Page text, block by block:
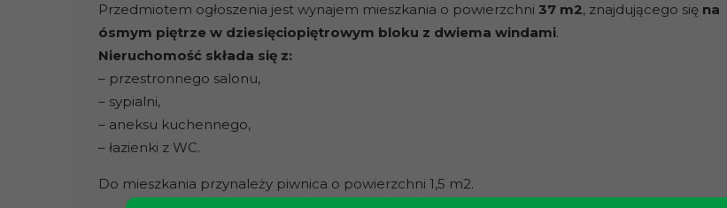
Przedmiotem ogłoszenia jest wynajem mieszkania o powierzchni 37 m2, znajdującego się na
ósmym piętrze w dziesięciopiętrowym bloku z dwiema windami.
Nieruchomość składa się z:
– przestronnego salonu,
– sypialni,
– aneksu kuchennego,
– łazienki z WC.
Do mieszkania przynależy piwnica o powierzchni 1,5 m2.